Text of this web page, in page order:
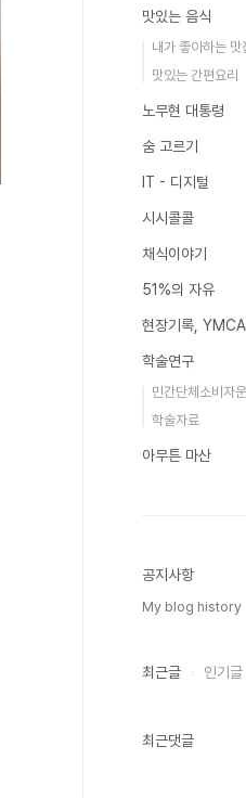
맛있는 음식
내가 좋아하는 맛
맛있는 간편요리
노무현 대통령
숨 고르기
IT - 디지털
시시콜콜
채식이야기
51%의 자유
현장기록,
학술연구
민간단체소비자
학술자료
아무튼 마산
공지사항
My blog history
최근글 인기글
최근댓글